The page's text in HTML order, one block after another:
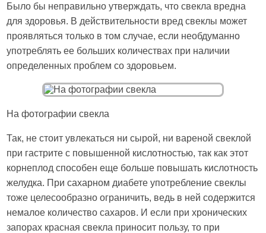
Было бы неправильно утверждать, что свекла вредна
для здоровья. В действительности вред свеклы может
проявляться только в том случае, если необдуманно
употреблять ее больших количествах при наличии
определенных проблем со здоровьем.
На фотографии свекла
Так, не стоит увлекаться ни сырой, ни вареной свеклой
при гастрите с повышенной кислотностью, так как этот
корнеплод способен еще больше повышать кислотность
желудка. При сахарном диабете употребление свеклы
тоже целесообразно ограничить, ведь в ней содержится
немалое количество сахаров. И если при хронических
запорах красная свекла приносит пользу, то при